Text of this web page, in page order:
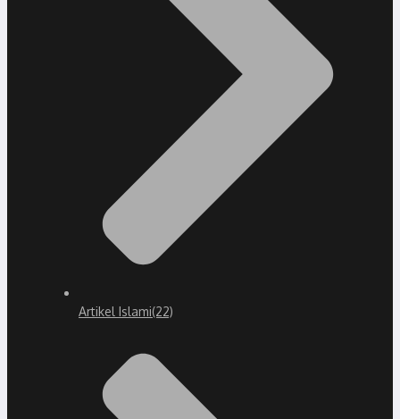
Artikel Islami(22)